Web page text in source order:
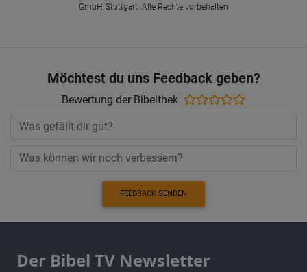
GmbH, Stuttgart. Alle Rechte vorbehalten
Möchtest du uns Feedback geben?
Bewertung der Bibelthek
FEEDBACK SENDEN
Der Bibel TV Newsletter